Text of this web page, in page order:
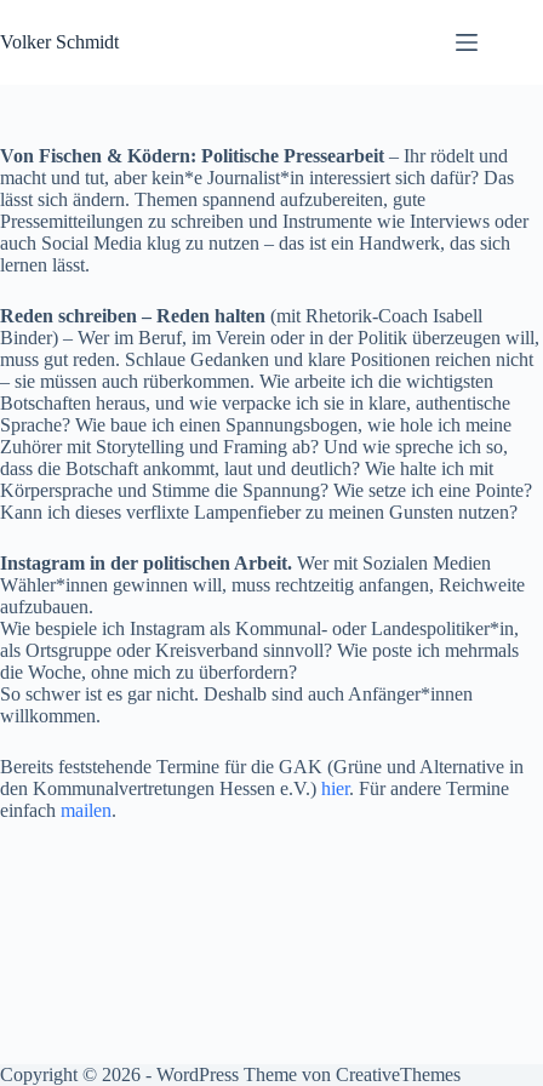
Inhalt
springen
Volker Schmidt
Von Fischen & Ködern: Politische Pressearbeit – Ihr rödelt und
macht und tut, aber kein*e Journalist*in interessiert sich dafür? Das
lässt sich ändern. Themen spannend aufzubereiten, gute
Pressemitteilungen zu schreiben und Instrumente wie Interviews oder
auch Social Media klug zu nutzen – das ist ein Handwerk, das sich
lernen lässt.
Reden schreiben – Reden halten (mit Rhetorik-Coach Isabell
Binder) – Wer im Beruf, im Verein oder in der Politik überzeugen will,
muss gut reden. Schlaue Gedanken und klare Positionen reichen nicht
– sie müssen auch rüberkommen. Wie arbeite ich die wichtigsten
Botschaften heraus, und wie verpacke ich sie in klare, authentische
Sprache? Wie baue ich einen Spannungsbogen, wie hole ich meine
Zuhörer mit Storytelling und Framing ab? Und wie spreche ich so,
dass die Botschaft ankommt, laut und deutlich? Wie halte ich mit
Körpersprache und Stimme die Spannung? Wie setze ich eine Pointe?
Kann ich dieses verflixte Lampenfieber zu meinen Gunsten nutzen?
Instagram in der politischen Arbeit. Wer mit Sozialen Medien
Wähler*innen gewinnen will, muss rechtzeitig anfangen, Reichweite
aufzubauen.
Wie bespiele ich Instagram als Kommunal- oder Landespolitiker*in,
als Ortsgruppe oder Kreisverband sinnvoll? Wie poste ich mehrmals
die Woche, ohne mich zu überfordern?
So schwer ist es gar nicht. Deshalb sind auch Anfänger*innen
willkommen.
Bereits feststehende Termine für die GAK (Grüne und Alternative in
den Kommunalvertretungen Hessen e.V.) hier. Für andere Termine
einfach mailen.
Copyright © 2026 - WordPress Theme von CreativeThemes